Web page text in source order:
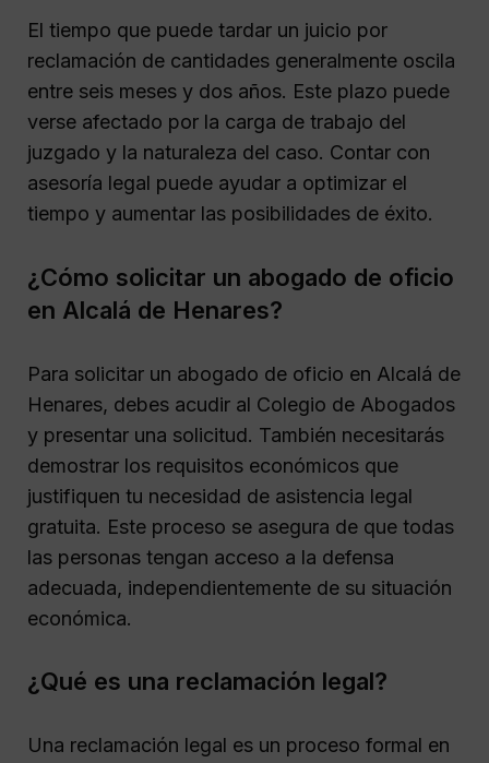
El tiempo que puede tardar un juicio por
reclamación de cantidades generalmente oscila
entre seis meses y dos años. Este plazo puede
verse afectado por la carga de trabajo del
juzgado y la naturaleza del caso. Contar con
asesoría legal puede ayudar a optimizar el
tiempo y aumentar las posibilidades de éxito.
¿Cómo solicitar un abogado de oficio
en Alcalá de Henares?
Para solicitar un abogado de oficio en Alcalá de
Henares, debes acudir al Colegio de Abogados
y presentar una solicitud. También necesitarás
demostrar los requisitos económicos que
justifiquen tu necesidad de asistencia legal
gratuita. Este proceso se asegura de que todas
las personas tengan acceso a la defensa
adecuada, independientemente de su situación
económica.
¿Qué es una reclamación legal?
Una reclamación legal es un proceso formal en